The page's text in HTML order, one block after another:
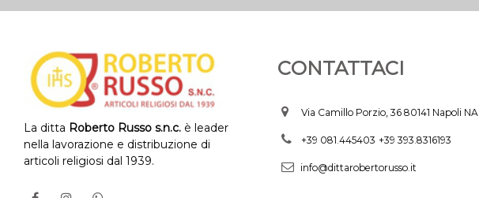
La ditta Roberto Russo s.n.c. è leader
nella lavorazione e distribuzione di
articoli religiosi dal 1939.
CONTATTACI
Via Camillo Porzio, 36 80141 Napoli NA
+39 081.445403 +39 393.8316193
info@dittarobertorusso.it